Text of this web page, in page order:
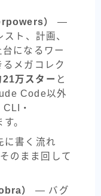
）
—
ト、計画、
になるワー
メガコレク
万スター と
Code以外
・
。
書く流れ
のまま回して
）
— バグ